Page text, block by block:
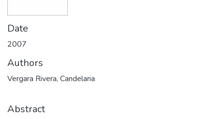
Date
2007
Authors
Vergara Rivera, Candelaria
Abstract